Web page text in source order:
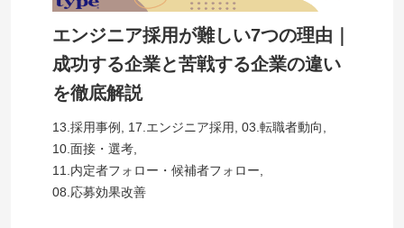
エンジニア採用が難しい7つの理由｜
成功する企業と苦戦する企業の違い
を徹底解説
13.採用事例 17.エンジニア採用 03.転職者動向
10.面接・選考,
11.内定者フォロー・候補者フォロー
08.応募効果改善